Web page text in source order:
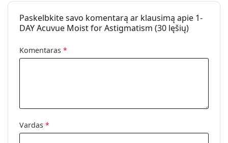
Kuo skiriasi „1-DAY Acuvue Moist for
Astigmatism“ 30, 90 ir 180 vnt. pakuotės?
Kiti toriniai vienadieniai lęšiai
„Clariti 1 day Toric“
„DAILIES AquaComfort Plus Toric“
„MyDay daily disposable Toric“
Paskelbkite savo komentarą ar klausimą apie 1-
DAY Acuvue Moist for Astigmatism (30 lęšių)
Komentaras *
Vardas *